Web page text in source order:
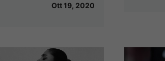
Ott 19, 2020